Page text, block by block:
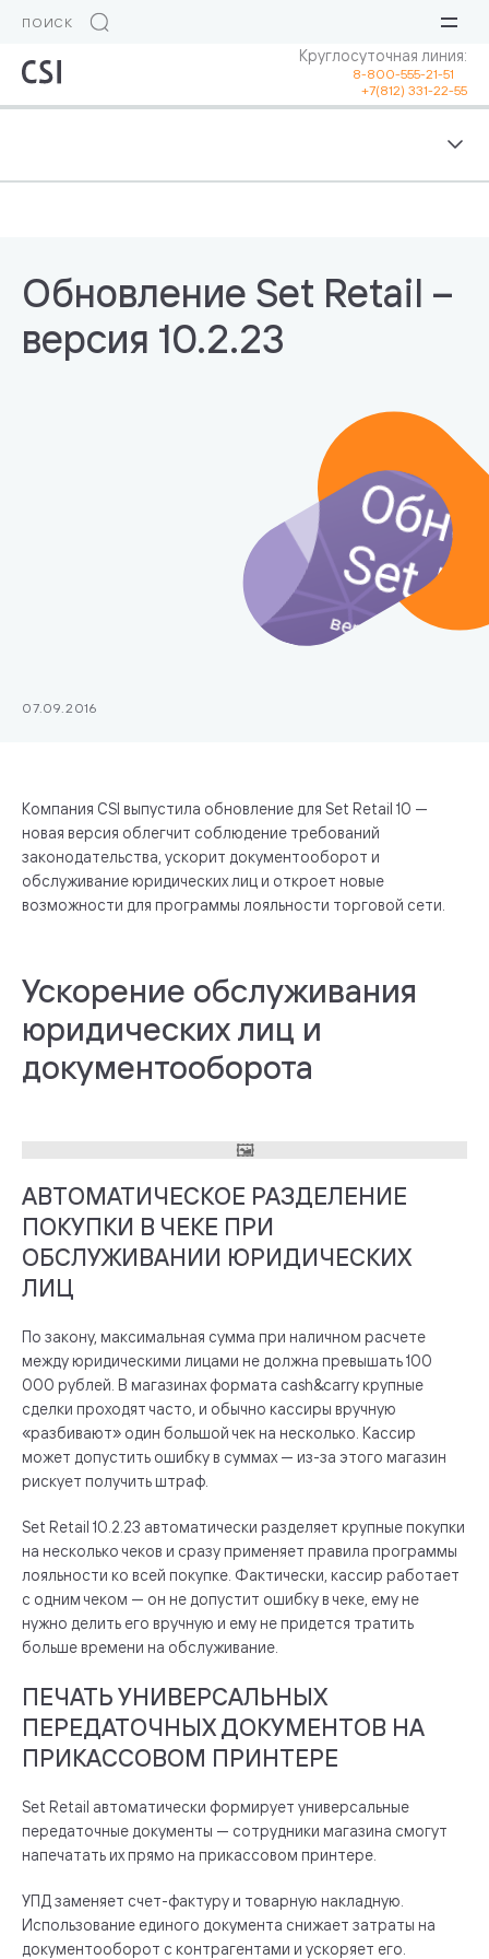
Круглосуточная линия:
8-800-555-21-51
+7(812) 331-22-55
Обновление Set Retail –
версия 10.2.23
07.09.2016
Компания CSI выпустила обновление для Set Retail 10 —
новая версия облегчит соблюдение требований
законодательства, ускорит документооборот и
обслуживание юридических лиц и откроет новые
возможности для программы лояльности торговой сети.
Ускорение обслуживания
юридических лиц и
документооборота
АВТОМАТИЧЕСКОЕ РАЗДЕЛЕНИЕ
ПОКУПКИ В ЧЕКЕ ПРИ
ОБСЛУЖИВАНИИ ЮРИДИЧЕСКИХ
ЛИЦ
По закону, максимальная сумма при наличном расчете
между юридическими лицами не должна превышать 100
000 рублей. В магазинах формата cash&carry крупные
сделки проходят часто, и обычно кассиры вручную
«разбивают» один большой чек на несколько. Кассир
может допустить ошибку в суммах — из-за этого магазин
рискует получить штраф.
Set Retail 10.2.23 автоматически разделяет крупные покупки
на несколько чеков и сразу применяет правила программы
лояльности ко всей покупке. Фактически, кассир работает
с одним чеком — он не допустит ошибку в чеке, ему не
нужно делить его вручную и ему не придется тратить
больше времени на обслуживание.
ПЕЧАТЬ УНИВЕРСАЛЬНЫХ
ПЕРЕДАТОЧНЫХ ДОКУМЕНТОВ НА
ПРИКАССОВОМ ПРИНТЕРЕ
Set Retail автоматически формирует универсальные
передаточные документы — сотрудники магазина смогут
напечатать их прямо на прикассовом принтере.
УПД заменяет счет-фактуру и товарную накладную.
Использование единого документа снижает затраты на
документооборот с контрагентами и ускоряет его.